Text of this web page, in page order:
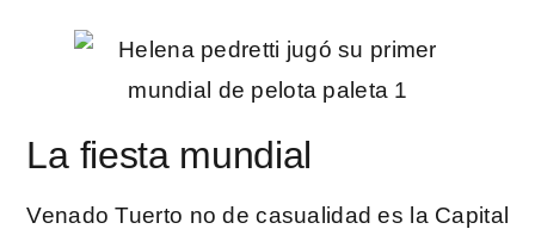
La fiesta mundial
Venado Tuerto no de casualidad es la Capital